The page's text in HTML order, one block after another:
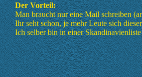
Der Vorteil:
Man braucht nur eine Mail schreiben
Ihr seht schon, je mehr Leute sich
Ich selber bin in einer